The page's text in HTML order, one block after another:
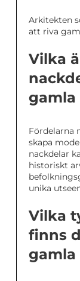
Arkitekten
att riva
Vilka
gamla
Fördelarna
skapa
nackdelar
historiskt
unika
Vilka
finns
gamla